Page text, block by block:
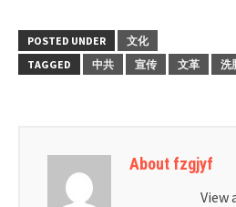
POSTED UNDER
文化
TAGGED
中共 宣传 文革 洗
About fzgjyf
View